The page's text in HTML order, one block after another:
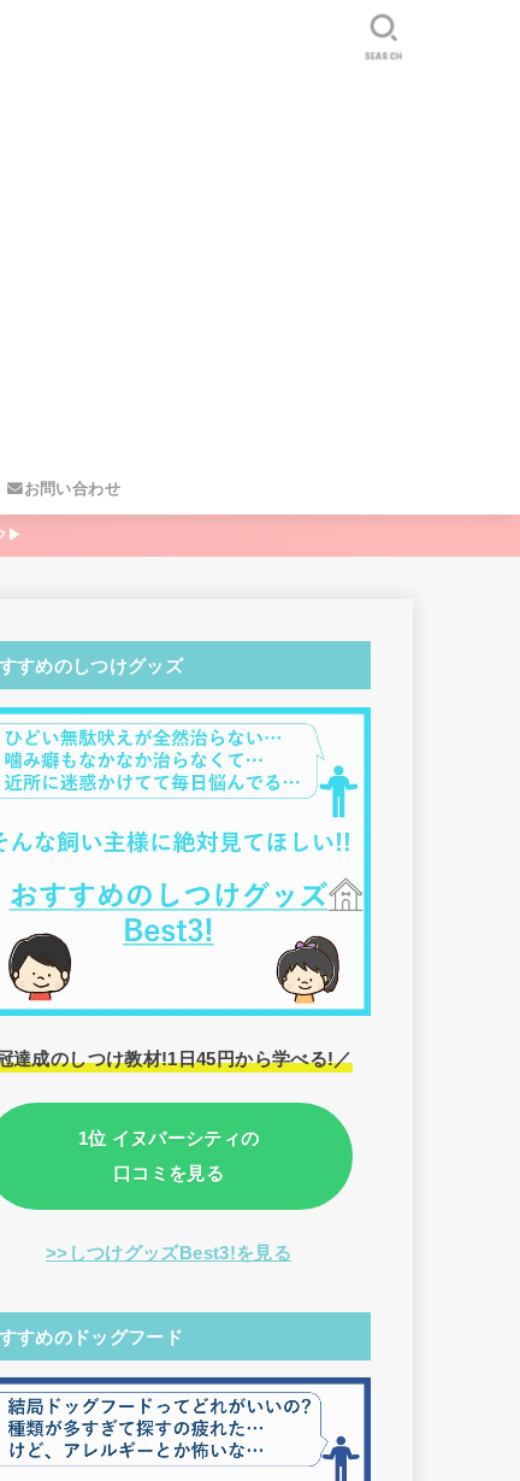
お問い合わせ
SEARCH
▶
すめのしつけグッズ
達成のしつけ教材!1日45円から学べる!／
1位 イヌバーシティの
口コミを見る
>>しつけグッズBest3!を見る
すめのドッグフード